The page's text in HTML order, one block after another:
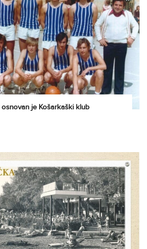
je Košarkaški klub